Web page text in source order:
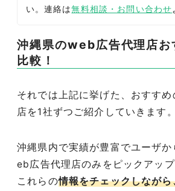
い。連絡は無料相談・お問い合わせ
沖縄県のweb広告代理店お
比較！
それでは上記に挙げた、おすす
店を1社ずつご紹介していきます。
沖縄県内で実績が豊富でユーザ
eb広告代理店のみをピックアップ
これらの情報をチェックしなが